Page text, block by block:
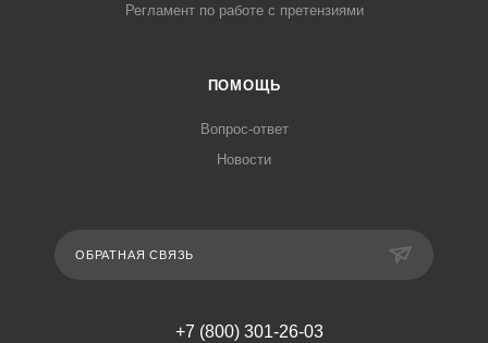
Регламент по работе с претензиями
ПОМОЩЬ
Вопрос-ответ
Новости
ОБРАТНАЯ СВЯЗЬ
+7 (800) 301-26-03